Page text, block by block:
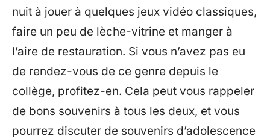
nuit à jouer à quelques jeux vidéo classiques,
faire un peu de lèche-vitrine et manger à
l’aire de restauration. Si vous n’avez pas eu
de rendez-vous de ce genre depuis le
collège, profitez-en. Cela peut vous rappeler
de bons souvenirs à tous les deux, et vous
pourrez discuter de souvenirs d’adolescence